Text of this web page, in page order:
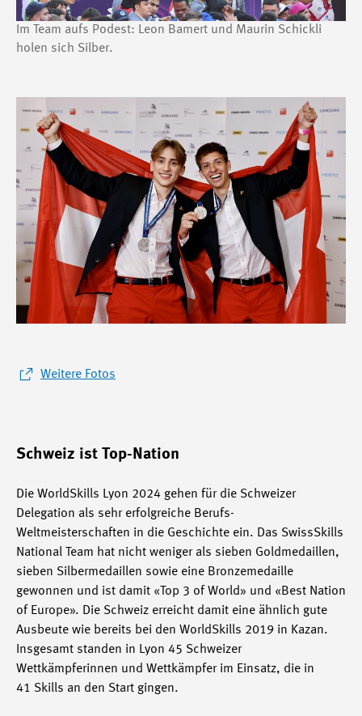
Im Team aufs Podest: Leon Bamert und Maurin Schickli
holen sich Silber.
Weitere Fotos
Schweiz ist Top-Nation
Die WorldSkills Lyon 2024 gehen für die Schweizer
Delegation als sehr erfolgreiche Berufs-
Weltmeisterschaften in die Geschichte ein. Das SwissSkills
National Team hat nicht weniger als sieben Goldmedaillen,
sieben Silbermedaillen sowie eine Bronzemedaille
gewonnen und ist damit «Top 3 of World» und «Best Nation
of Europe». Die Schweiz erreicht damit eine ähnlich gute
Ausbeute wie bereits bei den WorldSkills 2019 in Kazan.
Insgesamt standen in Lyon 45 Schweizer
Wettkämpferinnen und Wettkämpfer im Einsatz, die in
41 Skills an den Start gingen.